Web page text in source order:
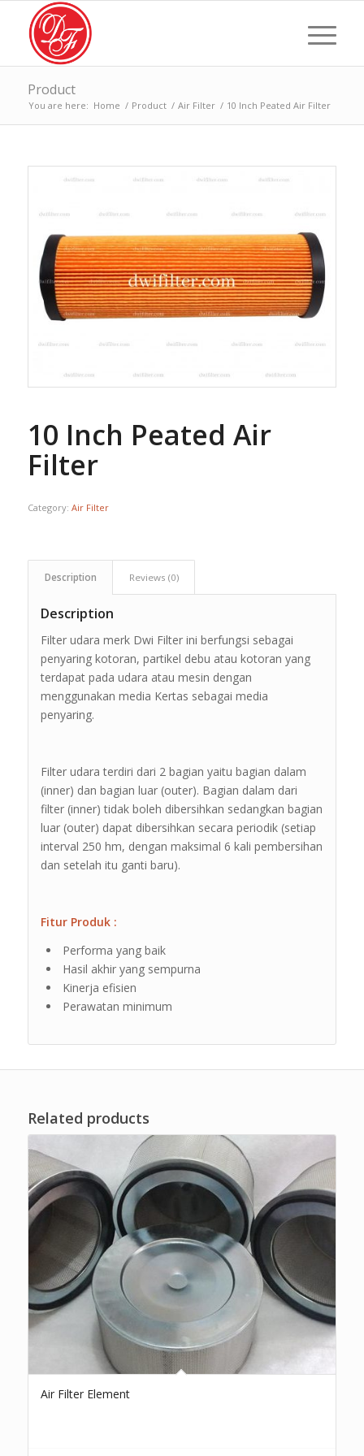
Product
You are here: Home / Product / Air Filter / 10 Inch Peated Air Filter
10 Inch Peated Air
Filter
Category: Air Filter
Description Reviews (0)
Description
Filter udara merk Dwi Filter ini berfungsi sebagai
penyaring kotoran, partikel debu atau kotoran yang
terdapat pada udara atau mesin dengan
menggunakan media Kertas sebagai media
penyaring.
Filter udara terdiri dari 2 bagian yaitu bagian dalam
(inner) dan bagian luar (outer). Bagian dalam dari
filter (inner) tidak boleh dibersihkan sedangkan bagian
luar (outer) dapat dibersihkan secara periodik (setiap
interval 250 hm, dengan maksimal 6 kali pembersihan
dan setelah itu ganti baru).
Fitur Produk :
Performa yang baik
Hasil akhir yang sempurna
Kinerja efisien
Perawatan minimum
Related products
Air Filter Element